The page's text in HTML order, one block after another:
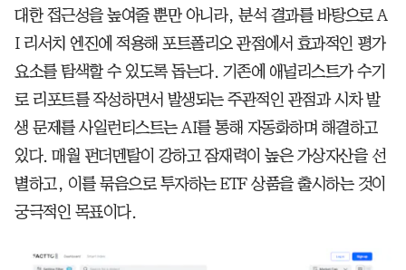
대한 접근성을 높여줄 뿐만 아니라, 분석 결과를 바탕으로 A
I 리서치 엔진에 적용해 포트폴리오 관점에서 효과적인 평가
요소를 탐색할 수 있도록 돕는다. 기존에 애널리스트가 수기
로 리포트를 작성하면서 발생되는 주관적인 관점과 시차 발
생 문제를 사일런티스트는 AI를 통해 자동화하며 해결하고
있다. 매월 펀더멘탈이 강하고 잠재력이 높은 가상자산을 선
별하고, 이를 묶음으로 투자하는 ETF 상품을 출시하는 것이
궁극적인 목표이다.